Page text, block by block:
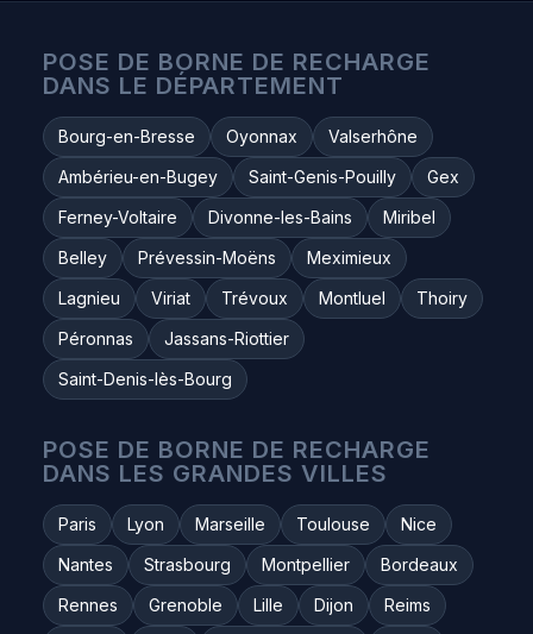
POSE DE BORNE DE RECHARGE
DANS LE DÉPARTEMENT
Bourg-en-Bresse Oyonnax
Valserhône
Ambérieu-en-Bugey
Saint-Genis-Pouilly
Gex
Ferney-Voltaire
Divonne-les-Bains
Miribel
Belley
Prévessin-Moëns
Meximieux
Lagnieu
Viriat Trévoux Montluel
Thoiry
Péronnas
Jassans-Riottier
Saint-Denis-lès-Bourg
POSE DE BORNE DE RECHARGE
DANS LES GRANDES VILLES
Paris Lyon Marseille Toulouse
Nice
Nantes
Strasbourg Montpellier
Bordeaux
Rennes
Grenoble Lille Dijon
Reims